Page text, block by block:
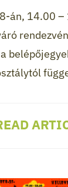
án, 14.00 –